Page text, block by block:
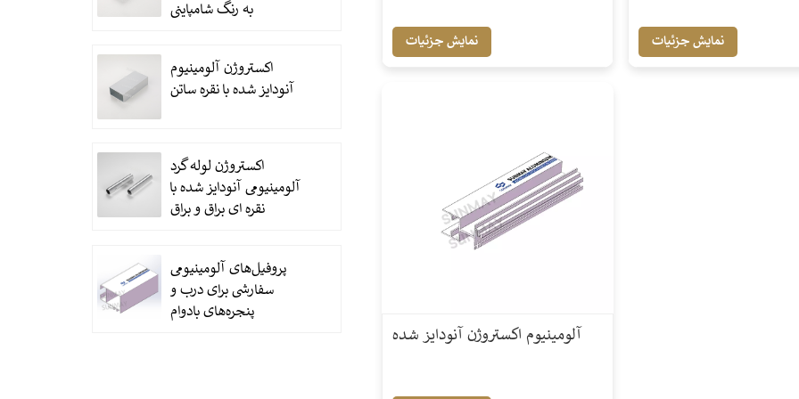
نمایش جزئیات نمایش جزئیات
آلومینیوم اکستروژن آنودایز شده
به رنگ شامپاینی
اکستروژن آلومینیوم
آنودایز شده با نقره ساتن
اکستروژن لوله گرد
آلومینیومی آنودایز شده با
نقره ای براق و براق
پروفیل‌های آلومینیومی
سفارشی برای درب و
پنجره‌های بادوام